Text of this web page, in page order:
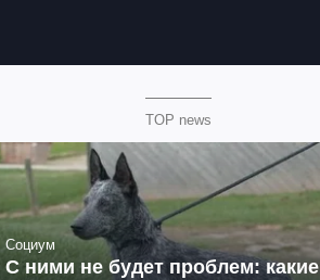
TOP news
Социум
С ними не будет проблем: какие